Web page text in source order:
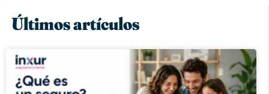
Últimos artículos